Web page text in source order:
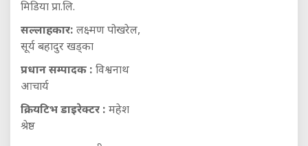
मिडिया प्रा.लि.
सल्लाहकार: लक्ष्मण पोखरेल,
सूर्य बहादुर खड्का
प्रधान सम्पादक : विश्वनाथ
आचार्य
क्रियटिभ डाइरेक्टर : महेश
श्रेष्ठ